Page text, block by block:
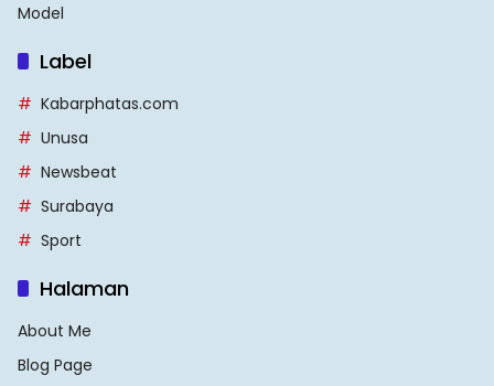
Model
Label
Kabarphatas.com
Unusa
Newsbeat
Surabaya
Sport
Halaman
About Me
Blog Page